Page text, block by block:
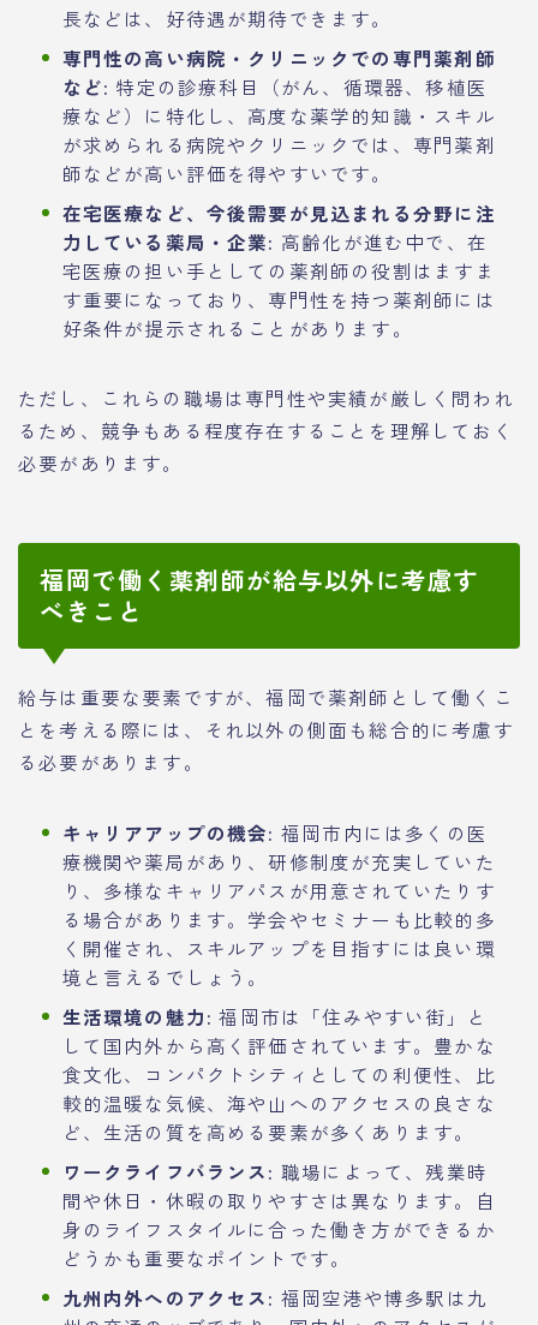
長などは、好待遇が期待できます。
専門性の高い病院・クリニックでの専門薬剤師
など: 特定の診療科目（がん、循環器、移植医
療など）に特化し、高度な薬学的知識・スキル
が求められる病院やクリニックでは、専門薬剤
師などが高い評価を得やすいです。
在宅医療など、今後需要が見込まれる分野に注
力している薬局・企業: 高齢化が進む中で、在
宅医療の担い手としての薬剤師の役割はますま
す重要になっており、専門性を持つ薬剤師には
好条件が提示されることがあります。
ただし、これらの職場は専門性や実績が厳しく問われ
るため、競争もある程度存在することを理解しておく
必要があります。
福岡で働く薬剤師が給与以外に考慮す
べきこと
給与は重要な要素ですが、福岡で薬剤師として働くこ
とを考える際には、それ以外の側面も総合的に考慮す
る必要があります。
キャリアアップの機会: 福岡市内には多くの医
療機関や薬局があり、研修制度が充実していた
り、多様なキャリアパスが用意されていたりす
る場合があります。学会やセミナーも比較的多
く開催され、スキルアップを目指すには良い環
境と言えるでしょう。
生活環境の魅力: 福岡市は「住みやすい街」と
して国内外から高く評価されています。豊かな
食文化、コンパクトシティとしての利便性、比
較的温暖な気候、海や山へのアクセスの良さな
ど、生活の質を高める要素が多くあります。
ワークライフバランス: 職場によって、残業時
間や休日・休暇の取りやすさは異なります。自
身のライフスタイルに合った働き方ができるか
どうかも重要なポイントです。
九州内外へのアクセス: 福岡空港や博多駅は九